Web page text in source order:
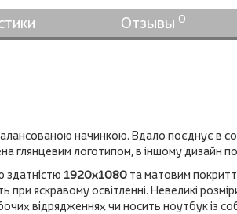
Отзывы 0
начинкою. Вдало поєднує в
глянцевим логотипом, в іншому дизайн
здатністю 1920х1080 та матовим
при яскравому освітленні. Невеликі
відрядженнях чи носить ноутбук із